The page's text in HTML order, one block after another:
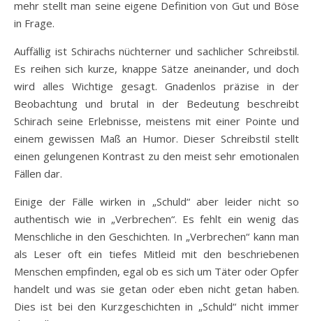
mehr stellt man seine eigene Definition von Gut und Böse
in Frage.
Auffällig ist Schirachs nüchterner und sachlicher Schreibstil.
Es reihen sich kurze, knappe Sätze aneinander, und doch
wird alles Wichtige gesagt. Gnadenlos präzise in der
Beobachtung und brutal in der Bedeutung beschreibt
Schirach seine Erlebnisse, meistens mit einer Pointe und
einem gewissen Maß an Humor. Dieser Schreibstil stellt
einen gelungenen Kontrast zu den meist sehr emotionalen
Fällen dar.
Einige der Fälle wirken in „Schuld“ aber leider nicht so
authentisch wie in „Verbrechen“. Es fehlt ein wenig das
Menschliche in den Geschichten. In „Verbrechen“ kann man
als Leser oft ein tiefes Mitleid mit den beschriebenen
Menschen empfinden, egal ob es sich um Täter oder Opfer
handelt und was sie getan oder eben nicht getan haben.
Dies ist bei den Kurzgeschichten in „Schuld“ nicht immer